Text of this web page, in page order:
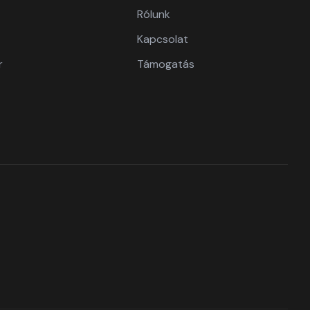
Rólunk
Kapcsolat
Támogatás